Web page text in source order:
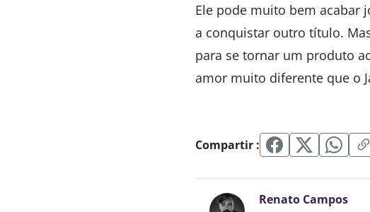
Ele pode muito bem acabar
a conquistar outro título.
para se tornar um produto
amor muito diferente que o
Compartir :
Renato Campos